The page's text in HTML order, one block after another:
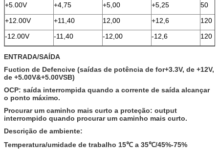
+5.00V
+4,75 +5,00 +5,25
50
+12.00V
+11,40 12,00 +12,6
120
-12.00V
-11,40 -12,00 -12,6 120
ENTRADA/SAÍDA
Fuction de Defencive (saídas de potência de for+3.3V, de +12V,
de +5.00V&+5.00VSB)
OCP: saída interrompida quando a corrente de saída alcançar
o ponto máximo.
Procurar um caminho mais curto a proteção: output
interrompido quando procurar um caminho mais curto.
Descrição de ambiente:
Temperatura/umidade de trabalho 15℃ a 35℃/45%-75%